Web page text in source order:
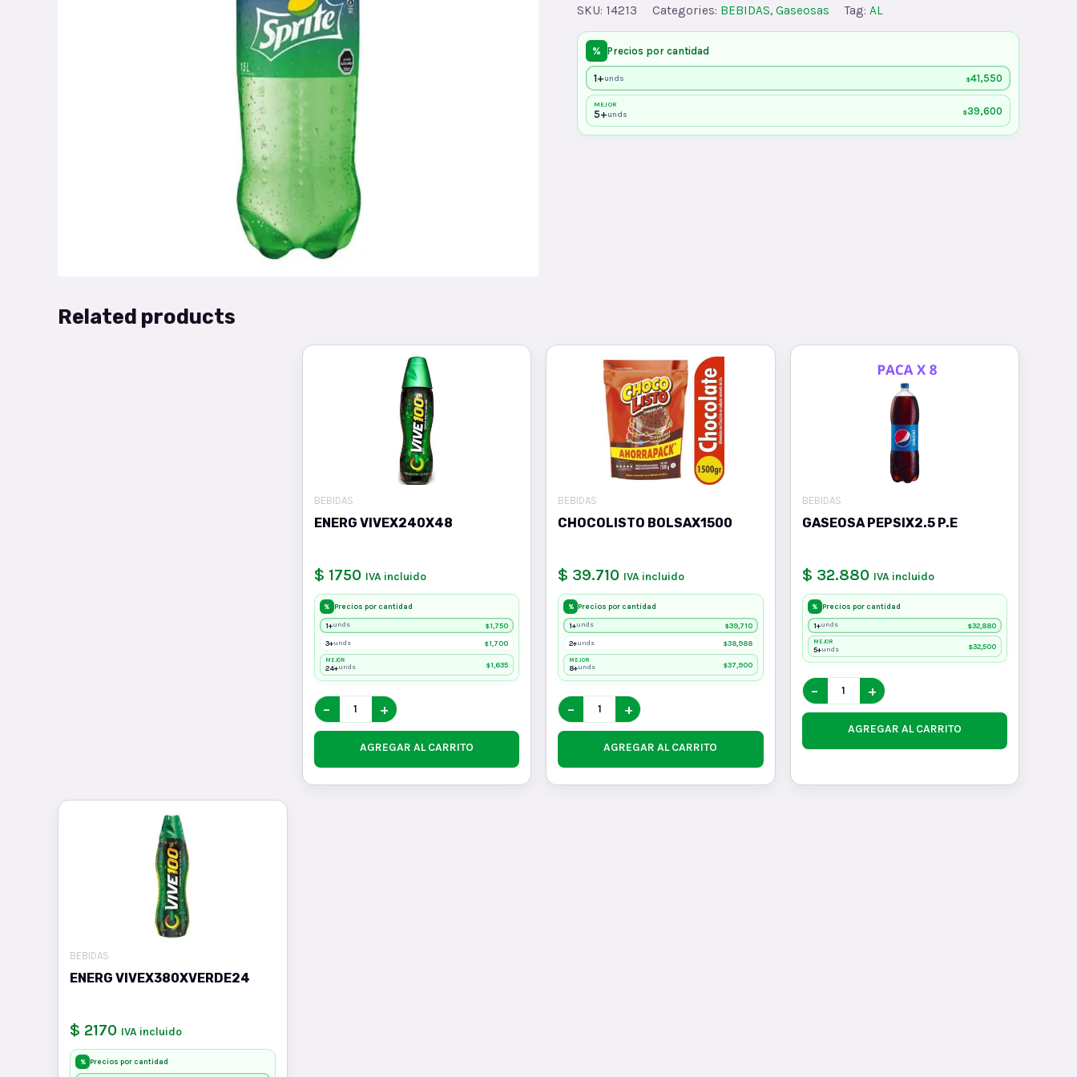
SKU: 14213 Categories: BEBIDAS, Gaseosas Tag: AL
% Precios por cantidad
1+unds $41,550
MEJOR
5+unds $39,600
Related products
BEBIDAS
ENERG VIVEX240X48
$ 1750 IVA incluido
% Precios por cantidad
1+unds $1,750
3+unds $1,700
MEJOR
24+unds $1,635
− +
AGREGAR AL CARRITO
BEBIDAS
CHOCOLISTO BOLSAX1500
$ 39.710 IVA incluido
% Precios por cantidad
1+unds $39,710
2+unds $38,988
MEJOR
8+unds $37,900
− +
AGREGAR AL CARRITO
BEBIDAS
GASEOSA PEPSIX2.5 P.E
$ 32.880 IVA incluido
% Precios por cantidad
1+unds $32,880
MEJOR
5+unds $32,500
− +
AGREGAR AL CARRITO
BEBIDAS
ENERG VIVEX380XVERDE24
$ 2170 IVA incluido
% Precios por cantidad